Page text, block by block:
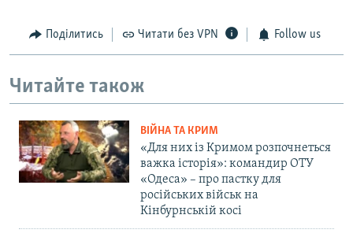
Поділитись Читати без VPN Follow us
Читайте також
ВІЙНА ТА КРИМ
«Для них із Кримом розпочнеться
важка історія»: командир ОТУ
«Одеса» – про пастку для
російських військ на
Кінбурнській косі